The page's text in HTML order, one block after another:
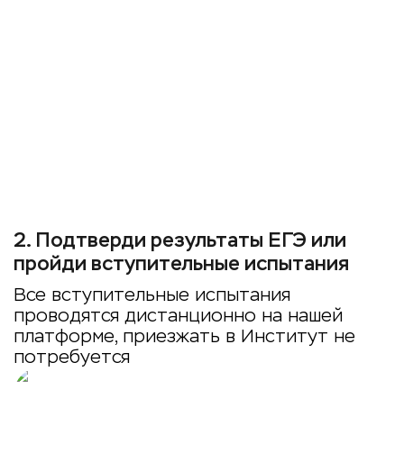
2. Подтверди результаты ЕГЭ или
пройди вступительные испытания
Все вступительные испытания
проводятся дистанционно на нашей
платформе, приезжать в Институт не
потребуется